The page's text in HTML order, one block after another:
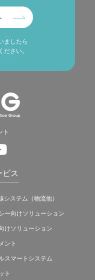
ましたら
ださい。
ト
ビス
システム（物流他）
ー向けソリューション
けソリューション
ント
スマートシステム
ト